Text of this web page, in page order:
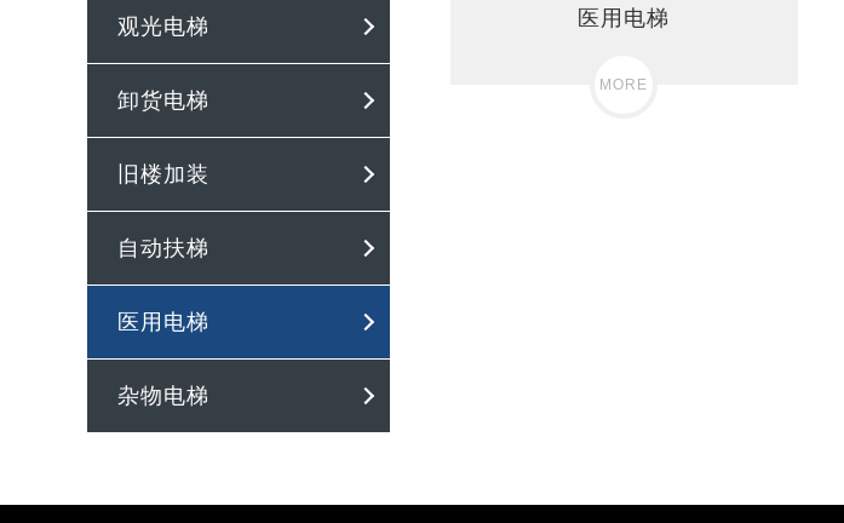
观光电梯
卸货电梯
旧楼加装
自动扶梯
医用电梯
杂物电梯
医用电梯
MORE